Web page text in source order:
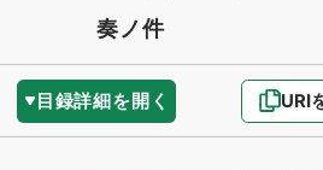
奏ノ件
目録詳細を開く URI